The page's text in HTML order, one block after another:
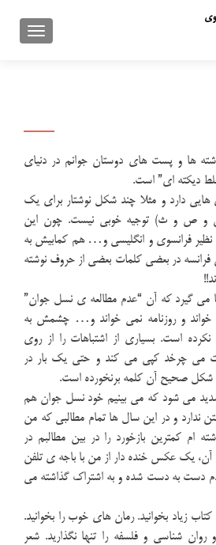
ها و پست های دوستان جوانم در دنیای
دیکته ای” است.
هایی دارد و مثلا چند شکل نوشتار برای یک
و ص و ث) توجیه خوبی نیست. چون این
فرانسوی و انگلیسی و… هم کمابیش به
در بعضی کلمات بعضی از حروف نوشته
گیرد که آن “عدم مطالعه ی نسل جوان”
و روزنامه نمی خواند و… چشمش به
است. بسیاری از اشتباهات را از روی
می چرخد کپی می کند و حتی یک بار در
شکل صحیح آن کلمه برنخورده است.
می شود که می بینیم خود نسل جوان هم
ندارد و در این سال ها تمام مطالبی که من
ام کمترین بازخورد را در بین مطالبم در
آن، یک عکس خنده دار از من با باجه ی تلفن
مردم دست به دست شده و به اشتراک گذاشته می
زیاد بخوانید. رمان های خوب را بخوانید.
شناسی و فلسفه را تنها نگذارید. شعر